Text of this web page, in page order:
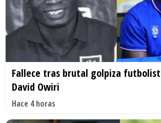
Fallece tras brutal golpiza
David Owiri
Hace 4 horas